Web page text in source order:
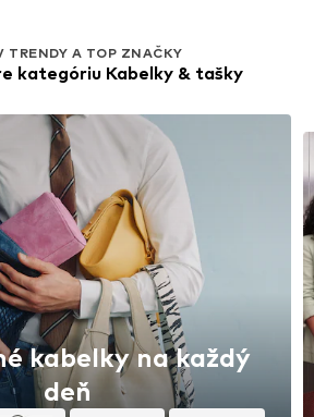
TRENDY A TOP ZNAČKY
kategóriu Kabelky & tašky
kabelky na každý
deň